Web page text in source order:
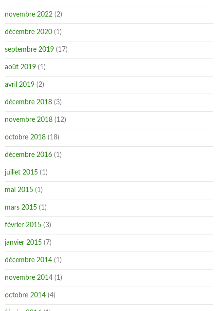
novembre 2022 (2)
décembre 2020 (1)
septembre 2019 (17)
août 2019 (1)
avril 2019 (2)
décembre 2018 (3)
novembre 2018 (12)
octobre 2018 (18)
décembre 2016 (1)
juillet 2015 (1)
mai 2015 (1)
mars 2015 (1)
février 2015 (3)
janvier 2015 (7)
décembre 2014 (1)
novembre 2014 (1)
octobre 2014 (4)